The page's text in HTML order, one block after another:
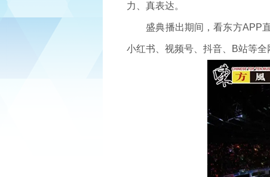
力、真表达。
盛典播出期间，看东方APP直
小红书、视频号、抖音、B站等全